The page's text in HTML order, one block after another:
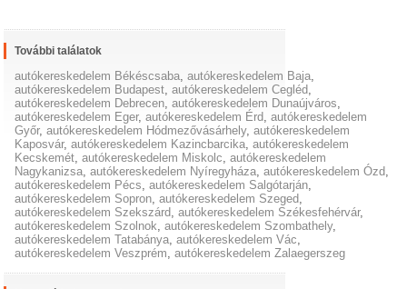
További találatok
autókereskedelem Békéscsaba,autókereskedelem Baja,
autókereskedelem Budapest,autókereskedelem Cegléd,
autókereskedelem Debrecen,autókereskedelem Dunaújváros,
autókereskedelem Eger,autókereskedelem Érd,autókereskedelem
Győr,autókereskedelem Hódmezővásárhely,autókereskedelem
Kaposvár,autókereskedelem Kazincbarcika,autókereskedelem
Kecskemét,autókereskedelem Miskolc,autókereskedelem
Nagykanizsa,autókereskedelem Nyíregyháza,autókereskedelem Ózd,
autókereskedelem Pécs,autókereskedelem Salgótarján,
autókereskedelem Sopron,autókereskedelem Szeged,
autókereskedelem Szekszárd,autókereskedelem Székesfehérvár,
autókereskedelem Szolnok,autókereskedelem Szombathely,
autókereskedelem Tatabánya,autókereskedelem Vác,
autókereskedelem Veszprém,autókereskedelem Zalaegerszeg